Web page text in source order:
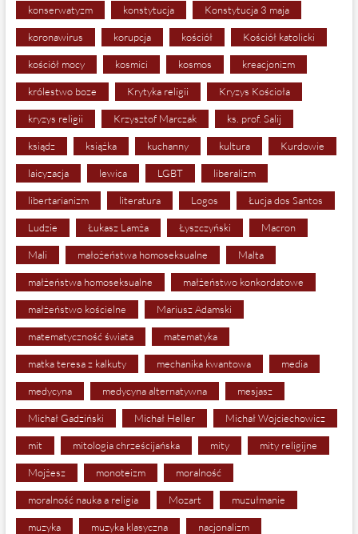
konserwatyzm konstytucja Konstytucja 3 maja
koronawirus korupcja kościół Kościół katolicki
kościół mocy kosmici kosmos kreacjonizm
królestwo boze Krytyka religii Kryzys Kościoła
kryzys religii Krzysztof Marczak ks. prof. Salij
ksiądz książka kuchanny kultura Kurdowie
laicyzacja lewica LGBT liberalizm
libertarianizm literatura Logos Łucja dos Santos
Ludzie Łukasz Lamża Łyszczyński Macron
Mali małożeństwa homoseksualne Malta
małżeństwa homoseksualne małżeństwo konkordatowe
małżeństwo kościelne Mariusz Adamski
matematyczność świata matematyka
matka teresa z kalkuty mechanika kwantowa media
medycyna medycyna alternatywna mesjasz
Michał Gadziński Michał Heller Michał Wojciechowicz
mit mitologia chrześcijańska mity mity religijne
Mojżesz monoteizm moralność
moralność nauka a religia Mozart muzułmanie
muzyka muzyka klasyczna nacjonalizm